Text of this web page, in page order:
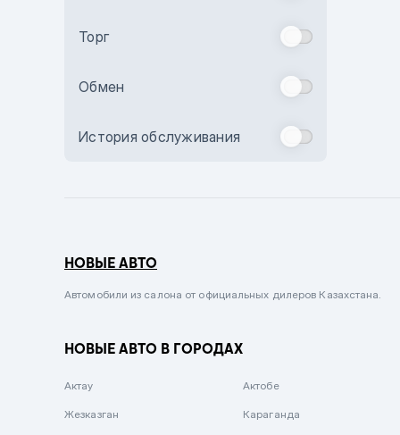
Бежевый
Комбинированный
Сиреневый металлик
Вишневый
Торг
Обмен
История обслуживания
НОВЫЕ АВТО
Автомобили из салона от официальных дилеров Казахстана.
НОВЫЕ АВТО В ГОРОДАХ
Актау Актобе
Жезказган Караганда